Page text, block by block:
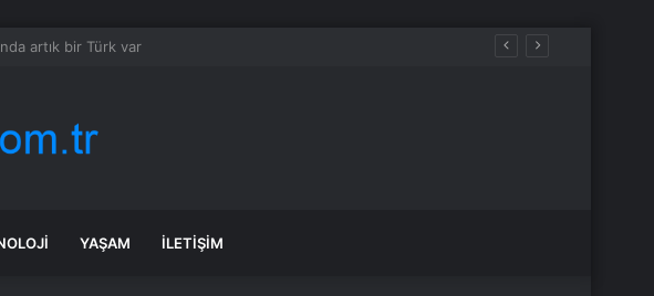
nereli, sevgilisi kim?
YAŞAM İLETIŞIM